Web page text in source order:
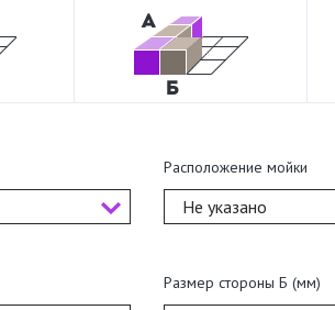
Расположение мойки
Не указано
Размер стороны Б (мм)